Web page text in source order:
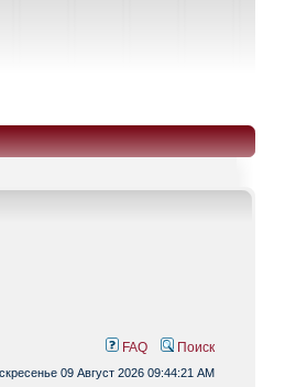
FAQ Поиск
09 Август 2026 09:44:21 AM